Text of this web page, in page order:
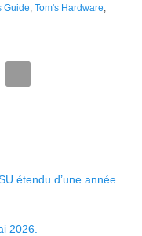
Guide, Tom's Hardware,
étendu d’une année
2026.